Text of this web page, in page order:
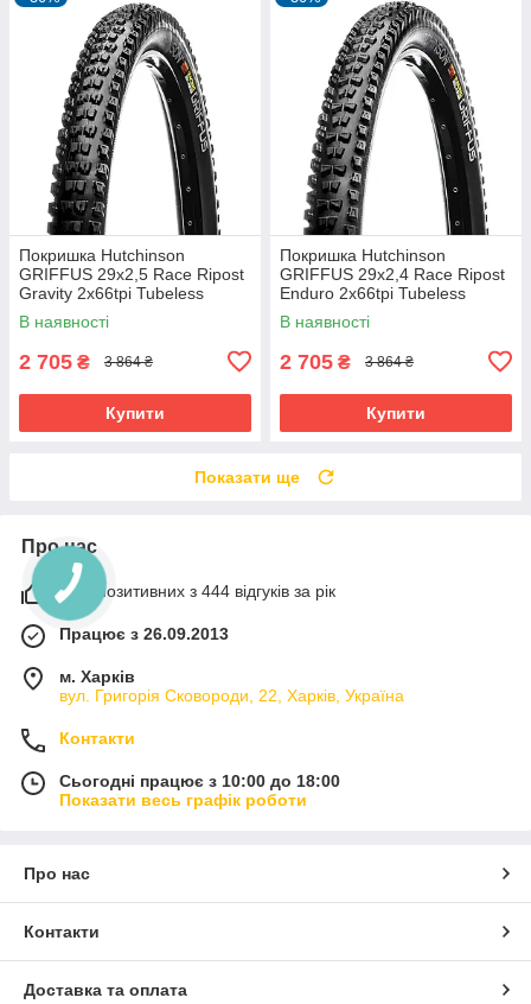
Покришка Hutchinson
GRIFFUS 29х2,5 Race Ripost
Gravity 2x66tpi Tubeless
Ready Складана Black
В наявності
2 705 ₴ 3 864 ₴
Купити
Покришка Hutchinson
GRIFFUS 29х2,4 Race Ripost
Enduro 2x66tpi Tubeless
Ready Складана Black
В наявності
2 705 ₴ 3 864 ₴
Купити
Показати ще
Про нас
98% позитивних з 444 відгуків за рік
Працює з 26.09.2013
м. Харків
вул. Григорія Сковороди, 22, Харків, Україна
Контакти
Сьогодні працює з 10:00 до 18:00
Показати весь графік роботи
Про нас
Контакти
Доставка та оплата